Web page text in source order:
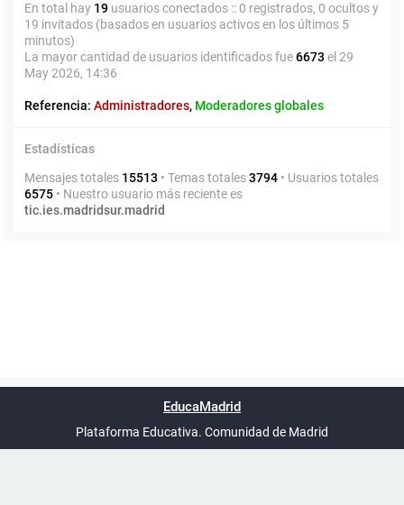
En total hay 19 usuarios conectados :: 0 registrados, 0 ocultos y
19 invitados (basados en usuarios activos en los últimos 5
minutos)
La mayor cantidad de usuarios identificados fue6673 el 29
May 2026, 14:36
Referencia: Administradores, Moderadores globales
Estadísticas
Mensajes totales 15513 • Temas totales3794 • Usuarios totales
6575 • Nuestro usuario más reciente es
tic.ies.madridsur.madrid
UTC+02:00
phpBB España
EducaMadrid
Plataforma Educativa. Comunidad de Madrid